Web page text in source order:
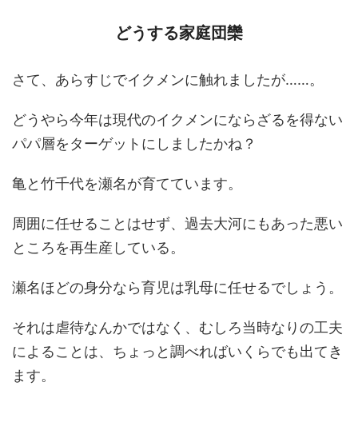
どうする家庭団欒
さて、あらすじでイクメンに触れましたが……。
どうやら今年は現代のイクメンにならざるを得ない
パパ層をターゲットにしましたかね？
亀と竹千代を瀬名が育てています。
周囲に任せることはせず、過去大河にもあった悪い
ところを再生産している。
瀬名ほどの身分なら育児は乳母に任せるでしょう。
それは虐待なんかではなく、むしろ当時なりの工夫
によることは、ちょっと調べればいくらでも出てき
ます。